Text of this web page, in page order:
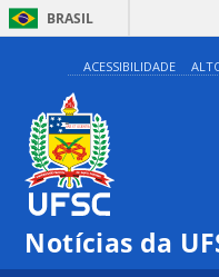
BRASIL
ACESSIBILIDADE
Notícias da